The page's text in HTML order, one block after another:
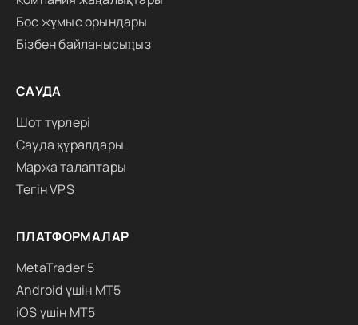
Бос жұмыс орындары
Бізбен байланысыңыз
САУДА
Шот түрлері
Сауда құралдары
Маржа талаптары
Тегін VPS
ПЛАТФОРМАЛАР
MetaTrader 5
Android үшін MT5
iOS үшін MT5